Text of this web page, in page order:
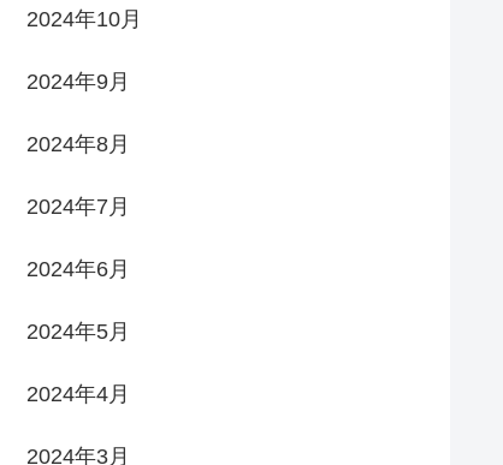
2024年10月
2024年9月
2024年8月
2024年7月
2024年6月
2024年5月
2024年4月
2024年3月